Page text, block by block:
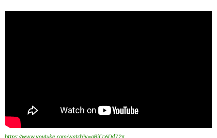
https://www.youtube.com/watch?v=qBjCc6Dd72g